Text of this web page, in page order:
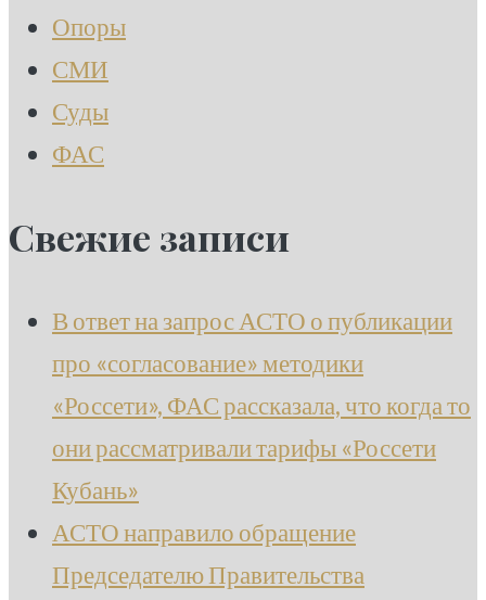
Опоры
СМИ
Суды
ФАС
Свежие записи
В ответ на запрос АСТО о публикации
про «согласование» методики
«Россети», ФАС рассказала, что когда то
они рассматривали тарифы «Россети
Кубань»
АСТО направило обращение
Председателю Правительства